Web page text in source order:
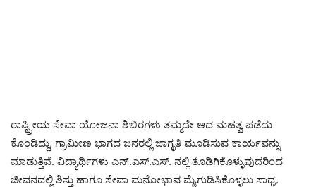
ರಾಷ್ಟ್ರೀಯ ಸೇವಾ ಯೋಜನಾ ಶಿಬಿರಗಳು ತಮ್ಮದೇ ಆದ ಮಹತ್ವ ಪಡೆದು
ಕೊಂಡಿದ್ದು, ಗ್ರಾಮೀಣ ಭಾಗದ ಜನರಲ್ಲಿ ಜಾಗೃತಿ ಮೂಡಿಸುವ ಕಾರ್ಯವನ್ನು
ಮಾಡುತ್ತಿವೆ. ವಿದ್ಯಾರ್ಥಿಗಳು ಎನ್.ಎಸ್.ಎಸ್. ನಲ್ಲಿ ತೊಡಿಗಿಕೊಳ್ಳುವುದರಿಂದ
ಜೀವನದಲ್ಲಿ ಶಿಸ್ತು ಹಾಗೂ ಸೇವಾ ಮನೋಭಾವ ಮೈಗುಡಿಸಿಕೊಳ್ಳಲು ಸಾಧ್ಯ.